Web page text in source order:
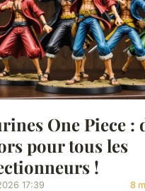
One Piece :
pour tous les
!
17:39 8